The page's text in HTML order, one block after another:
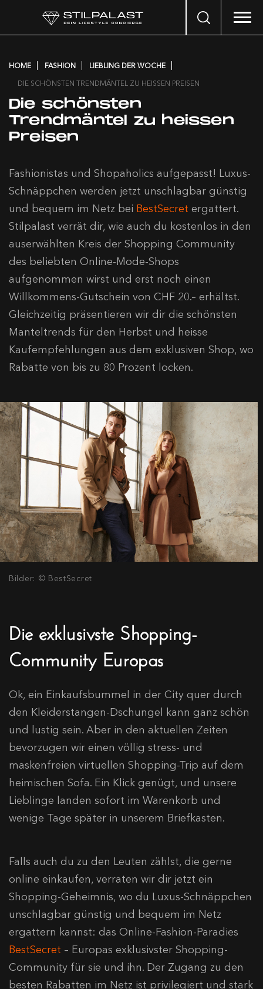
Search
HOME FASHION
LIEBLING DER WOCHE
DIE SCHÖNSTEN TRENDMÄNTEL ZU HEISSEN PREISEN
Die schönsten
Trendmäntel zu heissen
Preisen
Fashionistas und Shopaholics aufgepasst! Luxus-
Schnäppchen werden jetzt unschlagbar günstig
und bequem im Netz bei BestSecret ergattert.
Stilpalast verrät dir, wie auch du kostenlos in den
auserwählten Kreis der Shopping Community
des beliebten Online-Mode-Shops
aufgenommen wirst und erst noch einen
Willkommens-Gutschein von CHF 20.– erhältst.
Gleichzeitig präsentieren wir dir die schönsten
Manteltrends für den Herbst und heisse
Kaufempfehlungen aus dem exklusiven Shop, wo
Rabatte von bis zu 80 Prozent locken.
Bilder: © BestSecret
Die exklusivste Shopping-
Community Europas
Ok, ein Einkaufsbummel in der City quer durch
den Kleiderstangen-Dschungel kann ganz schön
und lustig sein. Aber in den aktuellen Zeiten
bevorzugen wir einen völlig stress- und
maskenfreien virtuellen Shopping-Trip auf dem
heimischen Sofa. Ein Klick genügt, und unsere
Lieblinge landen sofort im Warenkorb und
wenige Tage später in unserem Briefkasten.
Falls auch du zu den Leuten zählst, die gerne
online einkaufen, verraten wir dir jetzt ein
Shopping-Geheimnis, wo du Luxus-Schnäppchen
unschlagbar günstig und bequem im Netz
ergattern kannst: das Online-Fashion-Paradies
BestSecret – Europas exklusivster Shopping-
Community für sie und ihn. Der Zugang zu den
besten Rabatten im Netz ist privilegiert und stark